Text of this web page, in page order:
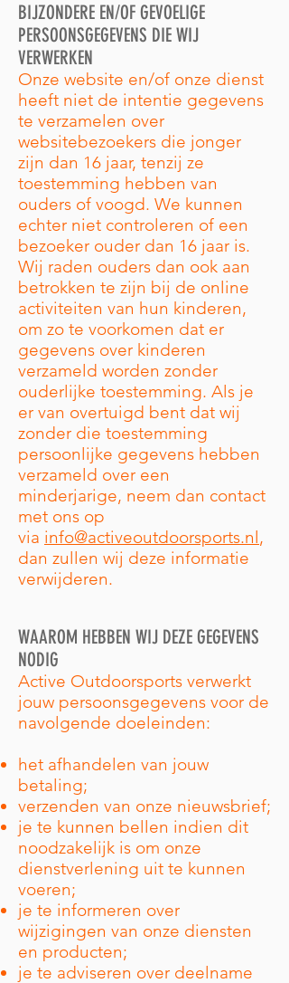
BIJZONDERE EN/OF GEVOELIGE
PERSOONSGEGEVENS DIE WIJ
VERWERKEN
Onze website en/of onze dienst
heeft niet de intentie gegevens
te verzamelen over
websitebezoekers die jonger
zijn dan 16 jaar, tenzij ze
toestemming hebben van
ouders of voogd. We kunnen
echter niet controleren of een
bezoeker ouder dan 16 jaar is.
Wij raden ouders dan ook aan
betrokken te zijn bij de online
activiteiten van hun kinderen,
om zo te voorkomen dat er
gegevens over kinderen
verzameld worden zonder
ouderlijke toestemming. Als je
er van overtuigd bent dat wij
zonder die toestemming
persoonlijke gegevens hebben
verzameld over een
minderjarige, neem dan contact
met ons op
via info@activeoutdoorsports.nl,
dan zullen wij deze informatie
verwijderen.
WAAROM HEBBEN WIJ DEZE GEGEVENS
NODIG
Active Outdoorsports verwerkt
jouw persoonsgegevens voor de
navolgende doeleinden:
het afhandelen van jouw
betaling;
verzenden van onze nieuwsbrief;
je te kunnen bellen indien dit
noodzakelijk is om onze
dienstverlening uit te kunnen
voeren;
je te informeren over
wijzigingen van onze diensten
en producten;
je te adviseren over deelname